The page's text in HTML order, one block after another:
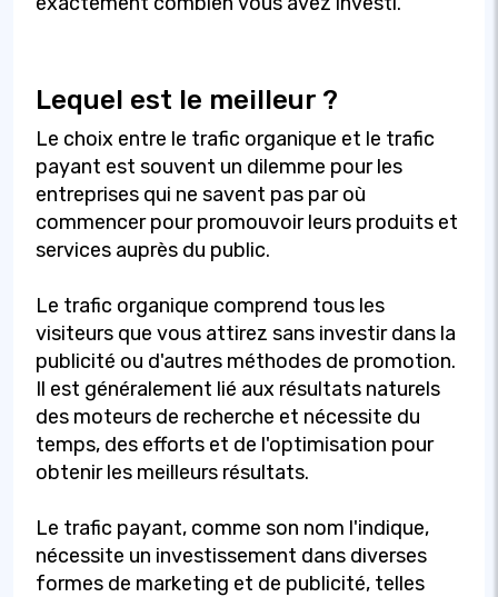
Lequel est le meilleur ?
Le choix entre le trafic organique et le trafic
payant est souvent un dilemme pour les
entreprises qui ne savent pas par où
commencer pour promouvoir leurs produits et
services auprès du public.
Le trafic organique comprend tous les
visiteurs que vous attirez sans investir dans la
publicité ou d'autres méthodes de promotion.
Il est généralement lié aux résultats naturels
des moteurs de recherche et nécessite du
temps, des efforts et de l'optimisation pour
obtenir les meilleurs résultats.
Le trafic payant, comme son nom l'indique,
nécessite un investissement dans diverses
formes de marketing et de publicité, telles